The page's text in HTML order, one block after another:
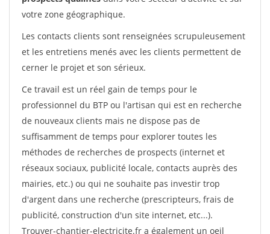
votre zone géographique.
Les contacts clients sont renseignées scrupuleusement
et les entretiens menés avec les clients permettent de
cerner le projet et son sérieux.
Ce travail est un réel gain de temps pour le
professionnel du BTP ou l'artisan qui est en recherche
de nouveaux clients mais ne dispose pas de
suffisamment de temps pour explorer toutes les
méthodes de recherches de prospects (internet et
réseaux sociaux, publicité locale, contacts auprès des
mairies, etc.) ou qui ne souhaite pas investir trop
d'argent dans une recherche (prescripteurs, frais de
publicité, construction d'un site internet, etc...).
Trouver-chantier-electricite.fr a également un oeil